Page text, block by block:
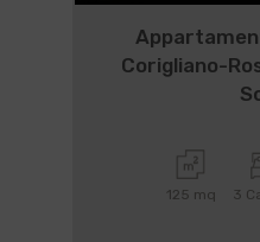
Corigliano-
125 mq 3